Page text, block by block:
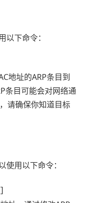
下命令：
地址的ARP条目到
条目可能会对网络通
请确保你知道目标
用以下命令：